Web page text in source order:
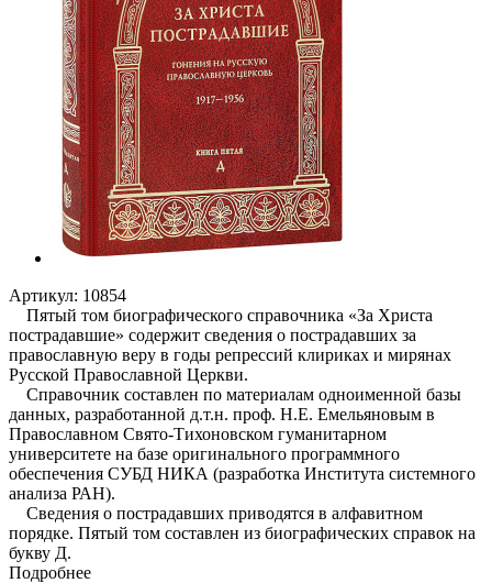
Артикул: 10854
Пятый том биографического справочника «За Христа
пострадавшие» содержит сведения о пострадавших за
православную веру в годы репрессий клириках и мирянах
Русской Православной Церкви.
Справочник составлен по материалам одноименной базы
данных, разработанной д.т.н. проф. Н.Е. Емельяновым в
Православном Свято-Тихоновском гуманитарном
университете на базе оригинального программного
обеспечения СУБД НИКА (разработка Института системного
анализа РАН).
Сведения о пострадавших приводятся в алфавитном
порядке. Пятый том составлен из биографических справок на
букву Д.
Подробнее